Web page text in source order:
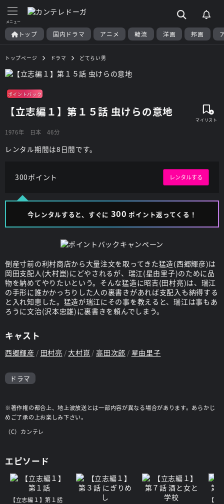
トップ 国内ドラマ アニメ 韓流 洋画 邦画
トップページ ドラマ どてらい男
ポイントバック
【立志編１】第１５話 虫けらの意地
1976年 日本 46分
レンタル期間は8日間です。
300ポイント レンタルする
今レンタルすると、すぐに 300 ポイント返ってくる！
倒産寸前の利村商店から大量注文を取ってきた猛造(西郷輝彦)は
岡田支配人(大村崑)にどやされるが、瑞江(星由里子)のために品
物を納めてやりたいという。そんな猛造に昭吉(田村亮)は、瑞江
の手形に誰かかっちりした人の裏書きがあれば支配入も納得する
と入れ知恵した。猛造が瑞江にその事を教えると、瑞江は事もあ
ろうに文治(沢本忠雄)に裏書きを頼んでしまう。
キャスト
西郷輝彦 田村亮 大村崑 高田次郎 星由里子
ドラマ
※著作権の都合上、地上波放送とは一部内容が異なる場合があります。あらかじ
めご了承の上お楽しみ下さい。
（C）カンテレ
エピソード
【立志編１】第１話